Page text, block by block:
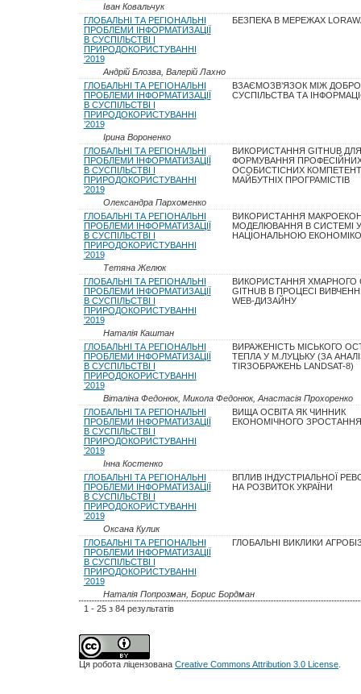
Іван Ковальчук
ГЛОБАЛЬНІ ТА РЕГІОНАЛЬНІ
ПРОБЛЕМИ ІНФОРМАТИЗАЦІЇ
В СУСПІЛЬСТВІ І
ПРИРОДОКОРИСТУВАННІ
’2019
БЕЗПЕКА В МЕРЕЖАХ
Андрій Блозва, Валерій Лахно
ГЛОБАЛЬНІ ТА РЕГІОНАЛЬНІ
ПРОБЛЕМИ ІНФОРМАТИЗАЦІЇ
В СУСПІЛЬСТВІ І
ПРИРОДОКОРИСТУВАННІ
’2019
ВЗАЄМОЗВ’ЯЗОК МІЖ
СУСПІЛЬСТВА ТА
Ірина Вороненко
ГЛОБАЛЬНІ ТА РЕГІОНАЛЬНІ
ПРОБЛЕМИ ІНФОРМАТИЗАЦІЇ
В СУСПІЛЬСТВІ І
ПРИРОДОКОРИСТУВАННІ
’2019
ВИКОРИСТАННЯ GITHUB ДЛЯ
ФОРМУВАННЯ
ОСОБИСТІСНИХ
МАЙБУТНІХ ПРОГРАМІСТІВ
Олександра Пархоменко
ГЛОБАЛЬНІ ТА РЕГІОНАЛЬНІ
ПРОБЛЕМИ ІНФОРМАТИЗАЦІЇ
В СУСПІЛЬСТВІ І
ПРИРОДОКОРИСТУВАННІ
’2019
ВИКОРИСТАННЯ
МОДЕЛЮВАННЯ В СИСТЕМІ
НАЦІОНАЛЬНОЮ
Тетяна Желюк
ГЛОБАЛЬНІ ТА РЕГІОНАЛЬНІ
ПРОБЛЕМИ ІНФОРМАТИЗАЦІЇ
В СУСПІЛЬСТВІ І
ПРИРОДОКОРИСТУВАННІ
’2019
ВИКОРИСТАННЯ ХМАРНОГО
GITHUB В ПРОЦЕСІ
WEB-ДИЗАЙНУ
Наталія Каштан
ГЛОБАЛЬНІ ТА РЕГІОНАЛЬНІ
ПРОБЛЕМИ ІНФОРМАТИЗАЦІЇ
В СУСПІЛЬСТВІ І
ПРИРОДОКОРИСТУВАННІ
’2019
ВИРАЖЕНІСТЬ МІСЬКОГО
ТЕПЛА У М.ЛУЦЬКУ (ЗА
TIRЗОБРАЖЕНЬ LANDSAT-8)
Віталіна Федонюк, Микола Федонюк, Анастасія Прохоренко
ГЛОБАЛЬНІ ТА РЕГІОНАЛЬНІ
ПРОБЛЕМИ ІНФОРМАТИЗАЦІЇ
В СУСПІЛЬСТВІ І
ПРИРОДОКОРИСТУВАННІ
’2019
ВИЩА ОСВІТА ЯК ЧИННИК
ЕКОНОМІЧНОГО ЗРОСТАННЯ
Інна Костенко
ГЛОБАЛЬНІ ТА РЕГІОНАЛЬНІ
ПРОБЛЕМИ ІНФОРМАТИЗАЦІЇ
В СУСПІЛЬСТВІ І
ПРИРОДОКОРИСТУВАННІ
’2019
ВПЛИВ ІНДУСТРІАЛЬНОЇ
НА РОЗВИТОК УКРАЇНИ
Оксана Кулик
ГЛОБАЛЬНІ ТА РЕГІОНАЛЬНІ
ПРОБЛЕМИ ІНФОРМАТИЗАЦІЇ
В СУСПІЛЬСТВІ І
ПРИРОДОКОРИСТУВАННІ
’2019
ГЛОБАЛЬНІ ВИКЛИКИ
Наталія Попрозман, Борис Бордман
1 - 25 з 84 результатів
Ця робота ліцензована Creative Commons Attribution 3.0 License